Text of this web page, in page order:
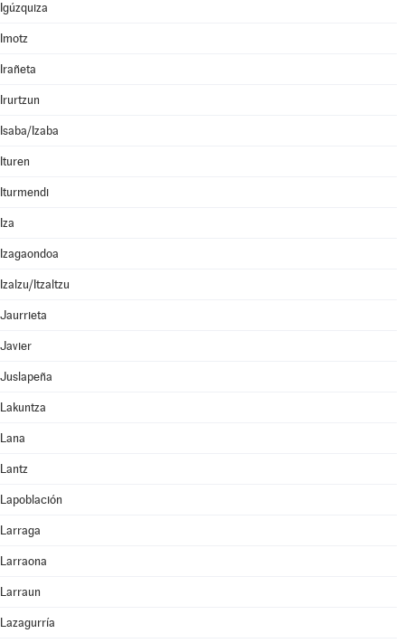
Igúzquiza
Imotz
Irañeta
Irurtzun
Isaba/Izaba
Ituren
Iturmendi
Iza
Izagaondoa
Izalzu/Itzaltzu
Jaurrieta
Javier
Juslapeña
Lakuntza
Lana
Lantz
Lapoblación
Larraga
Larraona
Larraun
Lazagurría